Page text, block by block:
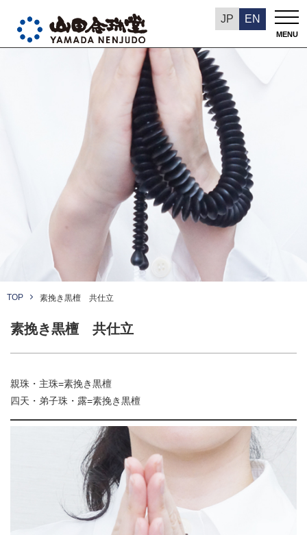
JP EN
MENU
TOP 素挽き黒檀 共仕立
素挽き黒檀 共仕立
親珠・主珠=素挽き黒檀
四天・弟子珠・露=素挽き黒檀